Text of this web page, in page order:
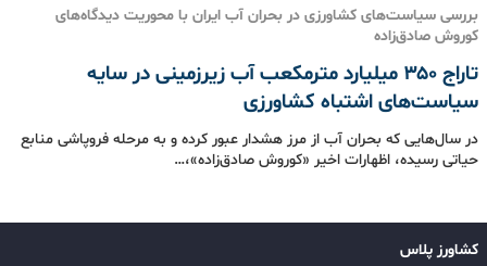
بررسی سیاست‌های کشاورزی در بحران آب ایران با محوریت دیدگاه‌های
کوروش صادق‌زاده
تاراج ۳۵۰ میلیارد مترمکعب آب زیرزمینی در سایه
سیاست‌های اشتباه کشاورزی
در سال‌هایی که بحران آب از مرز هشدار عبور کرده و به مرحله فروپاشی منابع
حیاتی رسیده، اظهارات اخیر «کوروش صادق‌زاده»،…
کشاورز پلاس